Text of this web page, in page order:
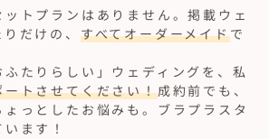
ットプランはありません。掲載ウェ
だけの、 すべてオーダーメイドで
たりらしい」ウェディングを、私
ートさせてください！成約前でも、
っとしたお悩みも。ブラプラスタ
ます！